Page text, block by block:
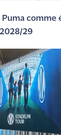
Puma
29